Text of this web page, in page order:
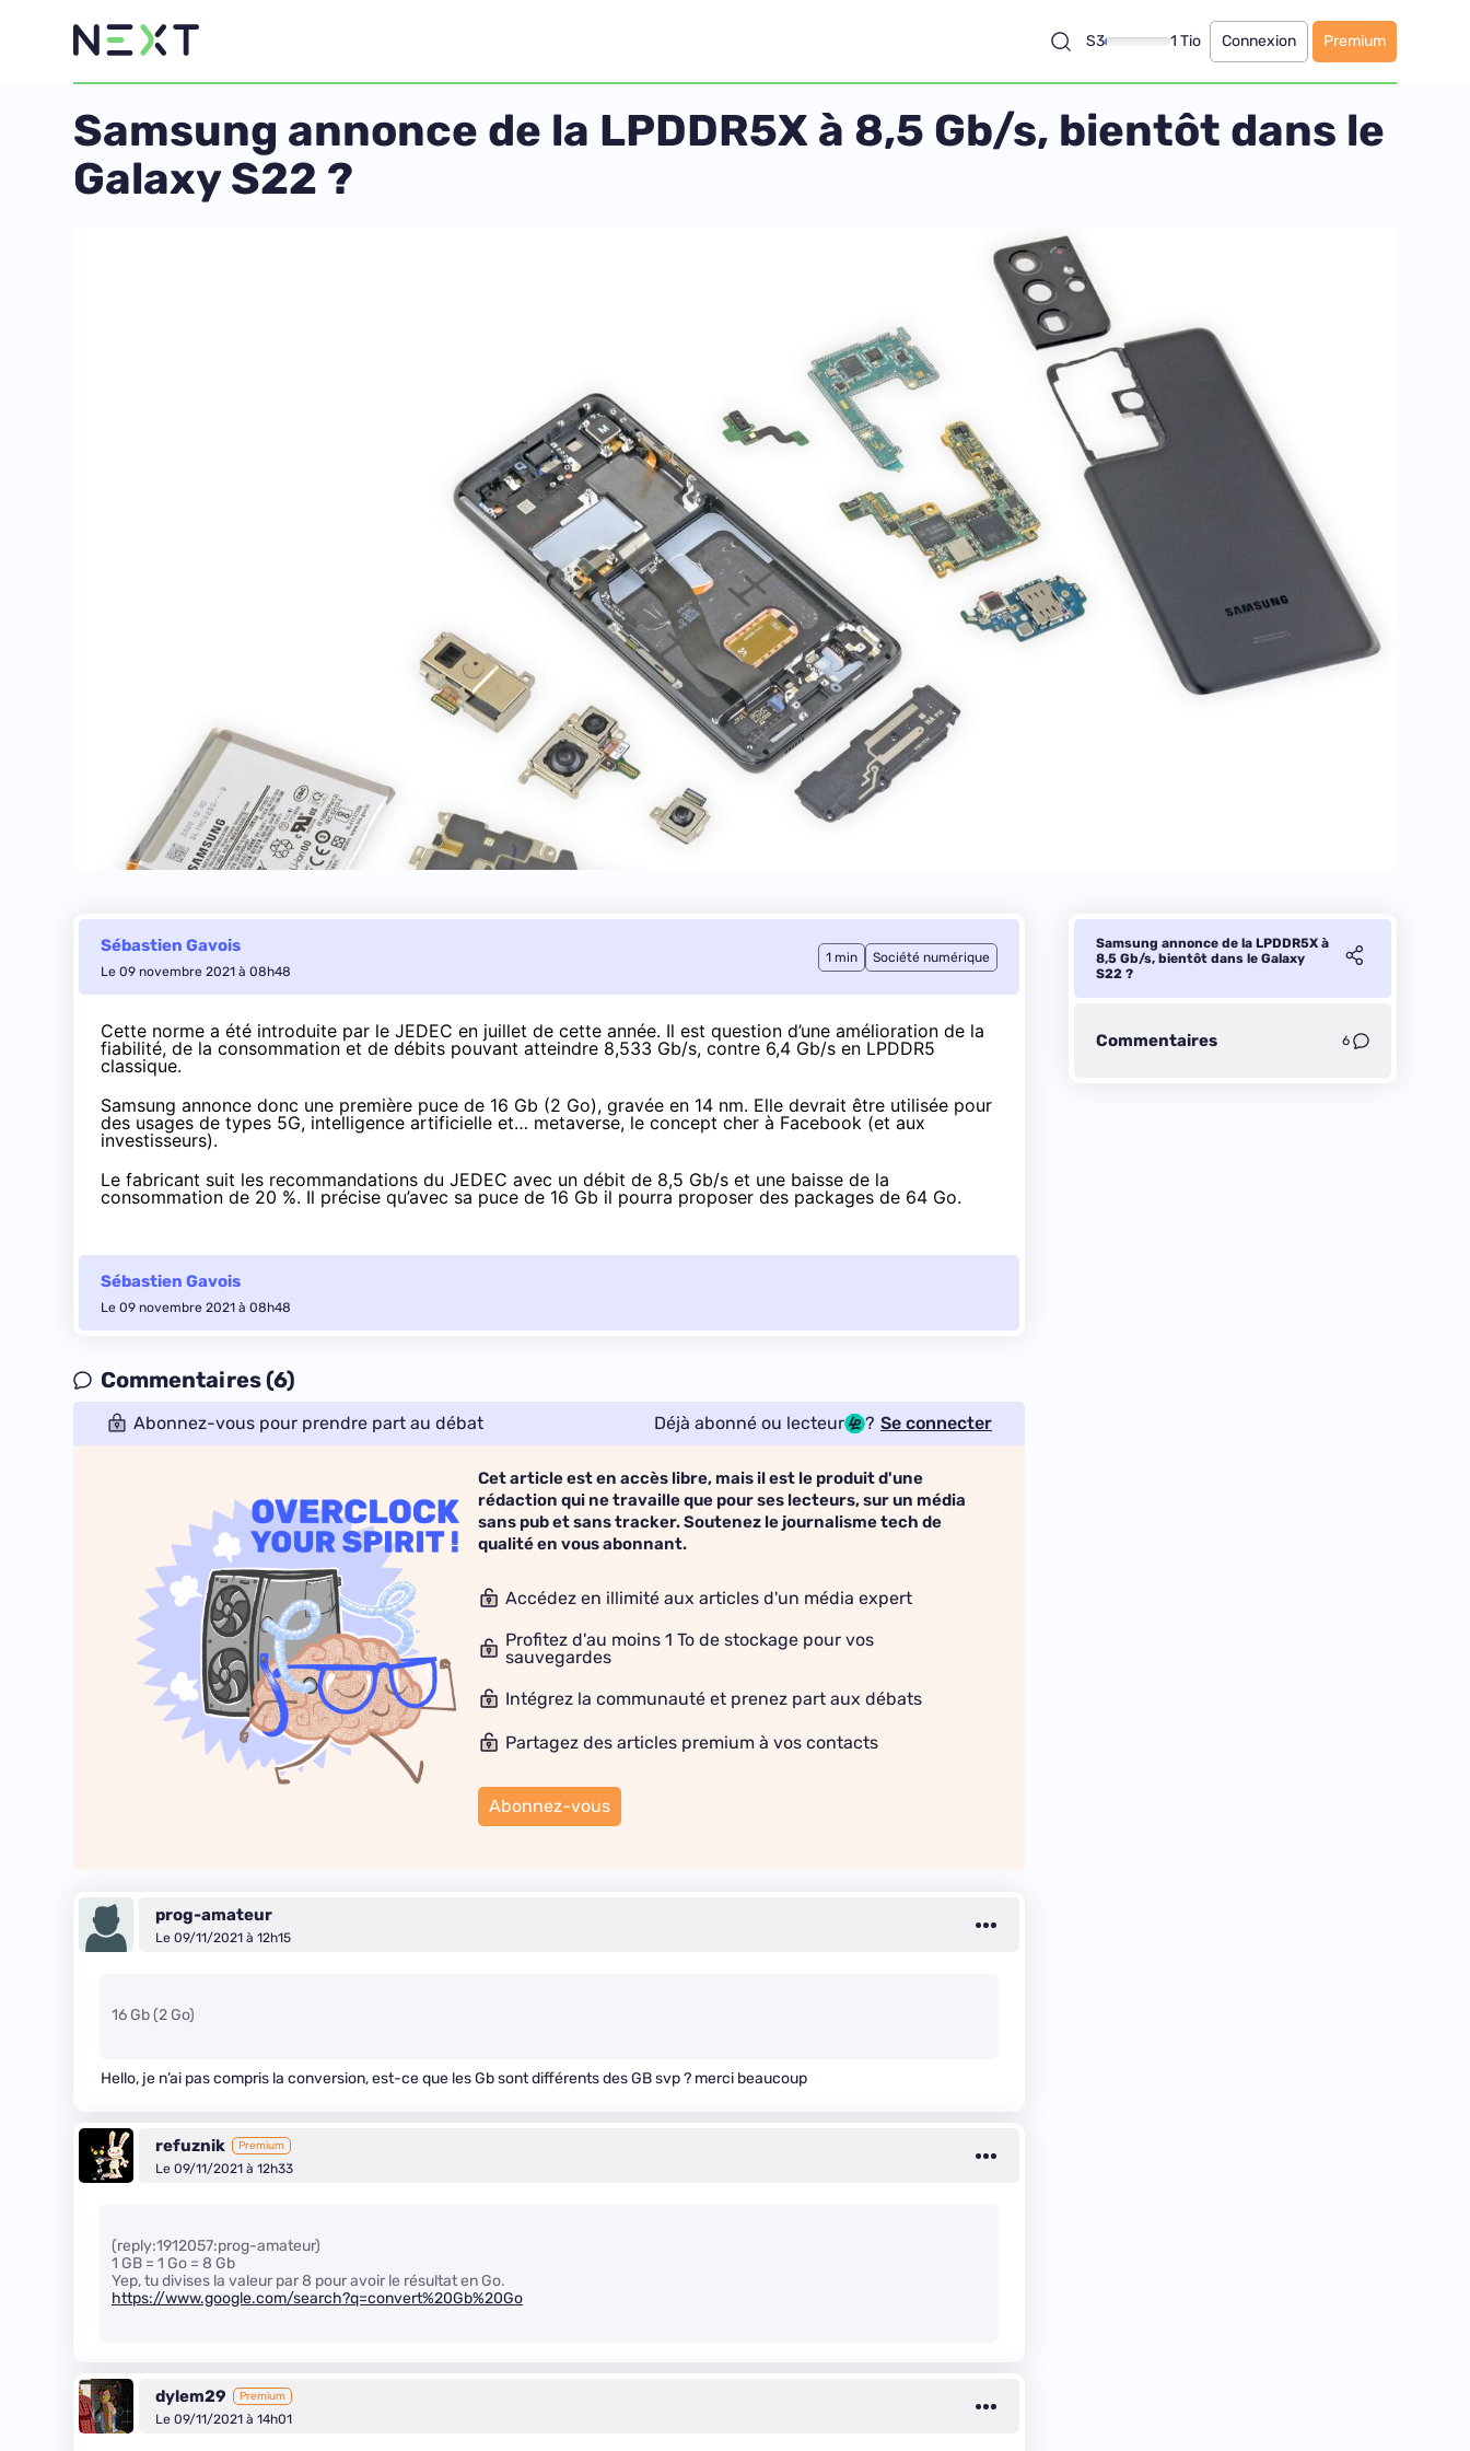
S3 1 Tio Connexion Premium
Samsung annonce de la LPDDR5X à 8,5 Gb/s, bientôt dans le
Galaxy S22 ?
Sébastien Gavois
Le 09 novembre 2021 à 08h48
1 min Société numérique
Cette norme a été introduite par le JEDEC en juillet de cette année. Il est question d’une amélioration de la
fiabilité, de la consommation et de débits pouvant atteindre 8,533 Gb/s, contre 6,4 Gb/s en LPDDR5
classique.
Samsung annonce donc une première puce de 16 Gb (2 Go), gravée en 14 nm. Elle devrait être utilisée pour
des usages de types 5G, intelligence artificielle et… metaverse, le concept cher à Facebook (et aux
investisseurs).
Le fabricant suit les recommandations du JEDEC avec un débit de 8,5 Gb/s et une baisse de la
consommation de 20 %. Il précise qu’avec sa puce de 16 Gb il pourra proposer des packages de 64 Go.
Sébastien Gavois
Le 09 novembre 2021 à 08h48
Commentaires (6)
Abonnez-vous pour prendre part au débat Déjà abonné ou lecteur ? Se connecter
Cet article est en accès libre, mais il est le produit d'une
rédaction qui ne travaille que pour ses lecteurs, sur un média
sans pub et sans tracker. Soutenez le journalisme tech de
qualité en vous abonnant.
Accédez en illimité aux articles d'un média expert
Profitez d'au moins 1 To de stockage pour vos
sauvegardes
Intégrez la communauté et prenez part aux débats
Partagez des articles premium à vos contacts
Abonnez-vous
prog-amateur
Le 09/11/2021 à 12h15
16 Gb (2 Go)
Hello, je n’ai pas compris la conversion, est-ce que les Gb sont différents des GB svp ? merci beaucoup
refuznik Premium
Le 09/11/2021 à 12h33
(reply:1912057:prog-amateur)
1 GB = 1 Go = 8 Gb
Yep, tu divises la valeur par 8 pour avoir le résultat en Go.
https://www.google.com/search?q=convert%20Gb%20Go
dylem29 Premium
Le 09/11/2021 à 14h01
Samsung annonce de la LPDDR5X à
8,5 Gb/s, bientôt dans le Galaxy
S22 ?
Commentaires 6